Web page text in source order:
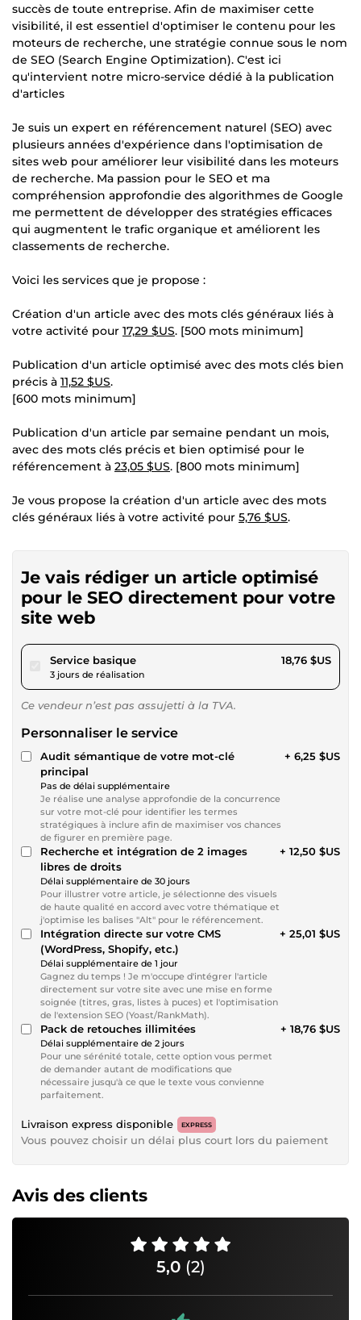
succès de toute entreprise. Afin de maximiser cette
visibilité, il est essentiel d'optimiser le contenu pour les
moteurs de recherche, une stratégie connue sous le nom
de SEO (Search Engine Optimization). C'est ici
qu'intervient notre micro-service dédié à la publication
d'articles
Je suis un expert en référencement naturel (SEO) avec
plusieurs années d'expérience dans l'optimisation de
sites web pour améliorer leur visibilité dans les moteurs
de recherche. Ma passion pour le SEO et ma
compréhension approfondie des algorithmes de Google
me permettent de développer des stratégies efficaces
qui augmentent le trafic organique et améliorent les
classements de recherche.
Voici les services que je propose :
Création d'un article avec des mots clés généraux liés à
votre activité pour 17,29 $US. [500 mots minimum]
Publication d'un article optimisé avec des mots clés bien
précis à 11,52 $US.
[600 mots minimum]
Publication d'un article par semaine pendant un mois,
avec des mots clés précis et bien optimisé pour le
référencement à 23,05 $US. [800 mots minimum]
Je vous propose la création d'un article avec des mots
clés généraux liés à votre activité pour 5,76 $US.
Je vais rédiger un article optimisé
pour le SEO directement pour votre
site web
Service basiquepour 17,29 $US
3 jours de réalisation
18,76 $US
Ce vendeur n’est pas assujetti à la TVA.
Personnaliser le service
Audit sémantique de votre mot-clé
principal
Pas de délai supplémentaire
Je réalise une analyse approfondie de la concurrence
sur votre mot-clé pour identifier les termes
stratégiques à inclure afin de maximiser vos chances
de figurer en première page.
+ 6,25 $US
Recherche et intégration de 2 images
libres de droits
Délai supplémentaire de 30 jours
Pour illustrer votre article, je sélectionne des visuels
de haute qualité en accord avec votre thématique et
j'optimise les balises "Alt" pour le référencement.
+ 12,50 $US
Intégration directe sur votre CMS
(WordPress, Shopify, etc.)
Délai supplémentaire de 1 jour
Gagnez du temps ! Je m'occupe d'intégrer l'article
directement sur votre site avec une mise en forme
soignée (titres, gras, listes à puces) et l'optimisation
de l'extension SEO (Yoast/RankMath).
+ 25,01 $US
Pack de retouches illimitées
Délai supplémentaire de 2 jours
Pour une sérénité totale, cette option vous permet
de demander autant de modifications que
nécessaire jusqu'à ce que le texte vous convienne
parfaitement.
+ 18,76 $US
Livraison express disponible EXPRESS
Vous pouvez choisir un délai plus court lors du paiement
Avis des clients
5,0 (2)